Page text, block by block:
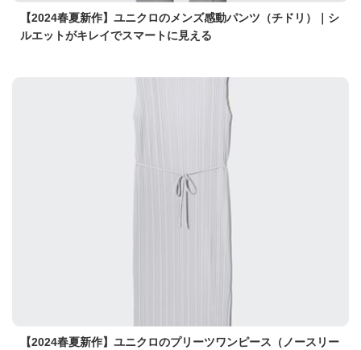
【2024春夏新作】ユニクロのメンズ感動パンツ（チドリ）｜シ
ルエットがキレイでスマートに見える
【2024春夏新作】ユニクロのプリーツワンピース（ノースリー